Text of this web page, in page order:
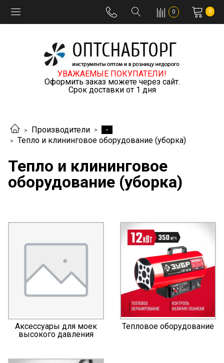
0 0
УВАЖАЕМЫЕ ПОКУПАТЕЛИ!
Оформить заказ можете через сайт.
Срок доставки от 1 дня
Производители
-
Тепло и клининговое оборудование (уборка)
Тепло и клининговое
оборудование (уборка)
Аксессуары для моек
высокого давления
Тепловое оборудование